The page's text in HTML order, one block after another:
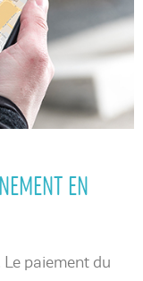
EN
Le paiement du